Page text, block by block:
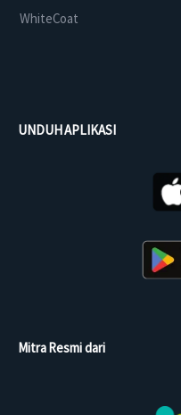
WhiteCoat
UNDUH APLIKASI
Mitra Resmi dari